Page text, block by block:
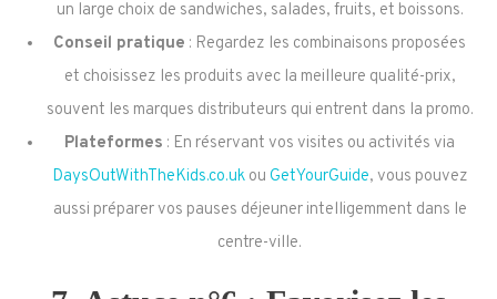
un large choix de sandwiches, salades, fruits, et boissons.
Conseil pratique : Regardez les combinaisons proposées
et choisissez les produits avec la meilleure qualité-prix,
souvent les marques distributeurs qui entrent dans la promo.
Plateformes : En réservant vos visites ou activités via
DaysOutWithTheKids.co.ukou GetYourGuide, vous pouvez
aussi préparer vos pauses déjeuner intelligemment dans le
centre-ville.